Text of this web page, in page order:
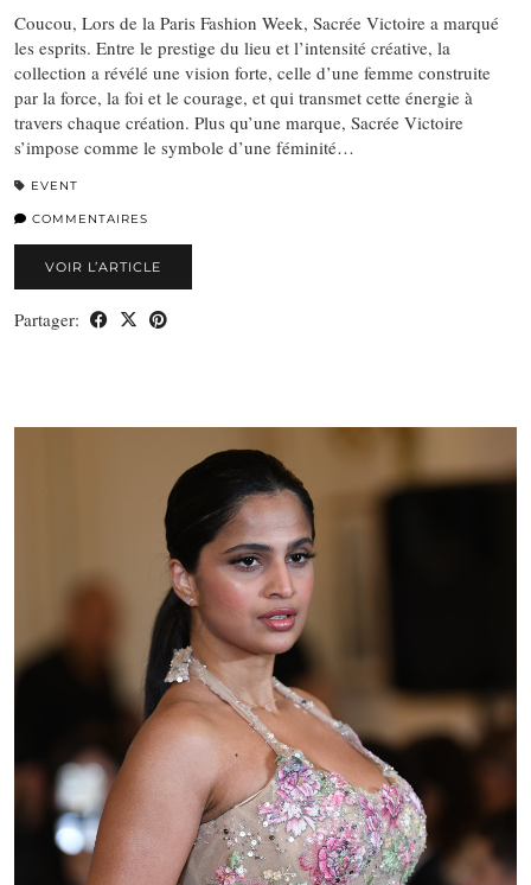
Coucou, Lors de la Paris Fashion Week, Sacrée Victoire a marqué
les esprits. Entre le prestige du lieu et l’intensité créative, la
collection a révélé une vision forte, celle d’une femme construite
par la force, la foi et le courage, et qui transmet cette énergie à
travers chaque création. Plus qu’une marque, Sacrée Victoire
s’impose comme le symbole d’une féminité…
EVENT
COMMENTAIRES
VOIR L’ARTICLE
Partager: